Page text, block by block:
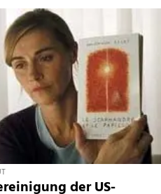
der US-